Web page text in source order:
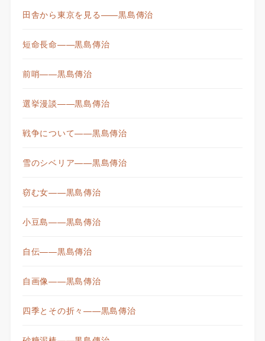
田舎から東京を見る——黒島傳治
短命長命——黒島傳治
前哨——黒島傳治
選挙漫談——黒島傳治
戦争について——黒島傳治
雪のシベリア——黒島傳治
窃む女——黒島傳治
小豆島——黒島傳治
自伝——黒島傳治
自画像——黒島傳治
四季とその折々——黒島傳治